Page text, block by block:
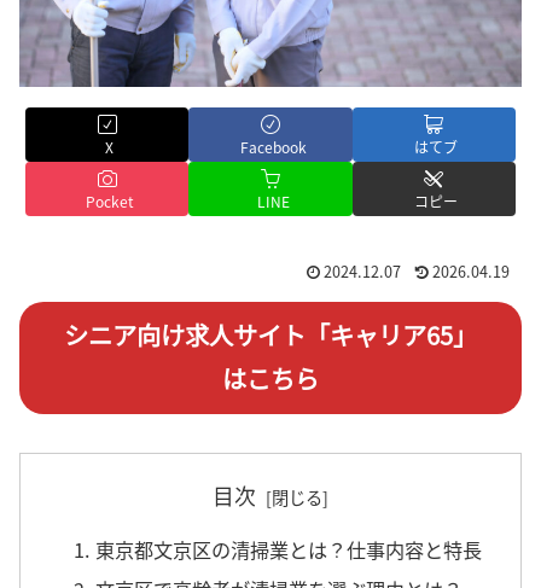
X Facebook はてブ
Pocket LINE コピー
2024.12.07 2026.04.19
シニア向け求人サイト「キャリア65」
はこちら
目次
1. 東京都文京区の清掃業とは？仕事内容と特長